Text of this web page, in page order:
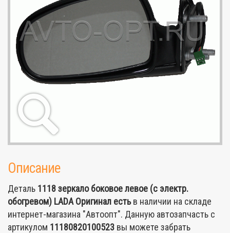
Описание
Деталь 1118 зеркало боковое левое (с электр.
обогревом) LADA Оригинал естьв наличии на складе
интернет-магазина "Автоопт". Данную автозапчасть с
артикулом 11180820100523 вы можете забрать